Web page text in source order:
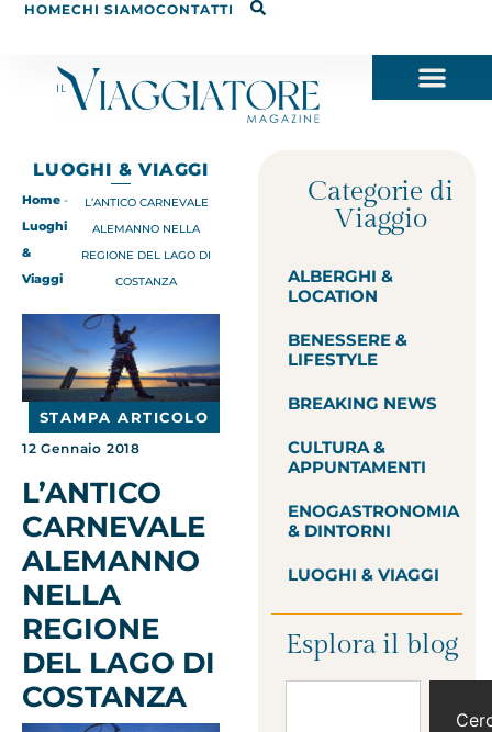
HOMECHI SIAMOCONTATTI
LUOGHI & VIAGGI
Home -
Luoghi
&
Viaggi
L’ANTICO CARNEVALE
ALEMANNO NELLA
REGIONE DEL LAGO DI
COSTANZA
STAMPA ARTICOLO
12 Gennaio 2018
L’ANTICO
CARNEVALE
ALEMANNO
NELLA
REGIONE
DEL LAGO DI
COSTANZA
Categorie di
Viaggio
ALBERGHI &
LOCATION
BENESSERE &
LIFESTYLE
BREAKING NEWS
CULTURA &
APPUNTAMENTI
ENOGASTRONOMIA
& DINTORNI
LUOGHI & VIAGGI
Esplora il blog